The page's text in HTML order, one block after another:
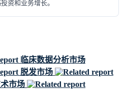
资和业务增长。
临床数据分析市场
脱发市场
市场